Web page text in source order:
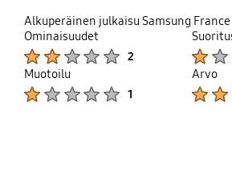
Alkuperäinen julkaisu Samsung France
Ominaisuudet
2
Muotoilu
1
Arvo